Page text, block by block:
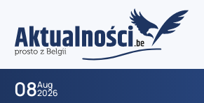
08Aug
2026